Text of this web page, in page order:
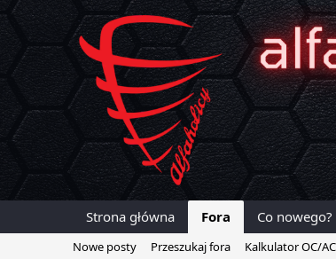
Strona główna Fora Co nowego?
Nowe posty Przeszukaj fora Kalkulator OC/AC